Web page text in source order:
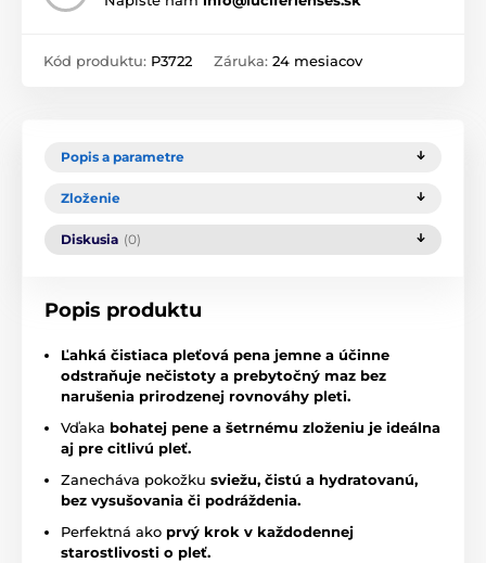
Kód produktu: P3722 Záruka: 24 mesiacov
Popis a parametre
Zloženie
Diskusia (0)
Popis produktu
Ľahká čistiaca pleťová pena jemne a účinne
odstraňuje nečistoty a prebytočný maz bez
narušenia prirodzenej rovnováhy pleti.
Vďaka bohatej pene a šetrnému zloženiu je ideálna
aj pre citlivú pleť.
Zanecháva pokožku sviežu, čistú a hydratovanú,
bez vysušovania či podráždenia.
Perfektná ako prvý krok v každodennej
starostlivosti o pleť.